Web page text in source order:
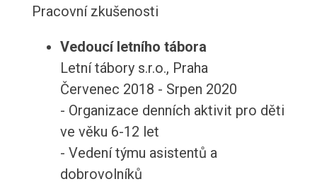
Pracovní zkušenosti
Vedoucí letního tábora
Letní tábory s.r.o., Praha
Červenec 2018 - Srpen 2020
- Organizace denních aktivit pro děti
ve věku 6-12 let
- Vedení týmu asistentů a
dobrovolníků